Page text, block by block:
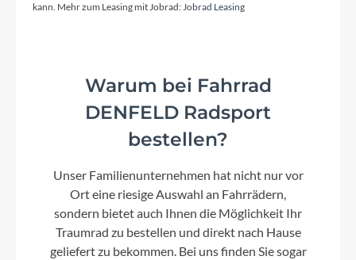
Aluminium Superlite
Kurbelgarnitur
Kassette
Shimano Cues CS-LG400, 11-50T
kann. Mehr zum Leasing mit Jobrad:Jobrad Leasing
Warum bei Fahrrad
DENFELD Radsport
bestellen?
Unser Familienunternehmen hat nicht nur vor
Ort eine riesige Auswahl an Fahrrädern,
sondern bietet auch Ihnen die Möglichkeit Ihr
Traumrad zu bestellen und direkt nach Hause
geliefert zu bekommen. Bei uns finden Sie sogar